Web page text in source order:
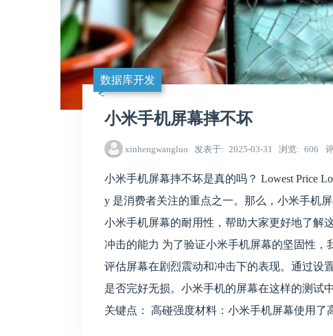
数据库开发
小米手机屏幕摔不坏
xinhengwangluo 发表于 2025-03-31 浏览 606
小米手机屏幕摔不坏是真的吗？ Lowest Price
y 是消费者关注的重点之一。那么，小米手机
小米手机屏幕的耐用性，帮助大家更好地了解
冲击的能力 为了验证小米手机屏幕的坚固性
评估屏幕在剧烈震动和冲击下的表现。通过设
是否完好无损。小米手机的屏幕在这样的测试
关键点： 高碰强度材料：小米手机屏幕使用了